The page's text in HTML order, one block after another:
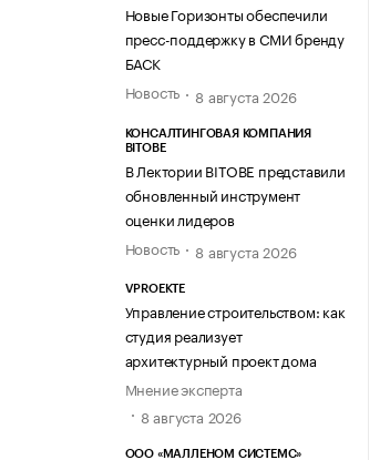
Новые Горизонты обеспечили
пресс-поддержку в СМИ бренду
БАСК
Новость
8 августа 2026
КОНСАЛТИНГОВАЯ КОМПАНИЯ
BITOBE
В Лектории BITOBE представили
обновленный инструмент
оценки лидеров
Новость
8 августа 2026
VPROEKTE
Управление строительством: как
студия реализует
архитектурный проект дома
Мнение эксперта
8 августа 2026
ООО «МАЛЛЕНОМ СИСТЕМС»